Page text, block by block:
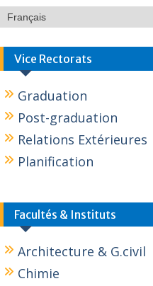
Vice Rectorats
Graduation
Post-graduation
Relations Extérieures
Planification
Facultés & Instituts
Architecture & G.civil
Chimie